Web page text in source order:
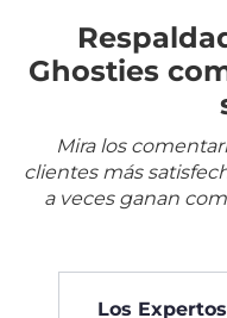
Ghosties
Mira los
clientes más
a veces ganan
Los Expertos